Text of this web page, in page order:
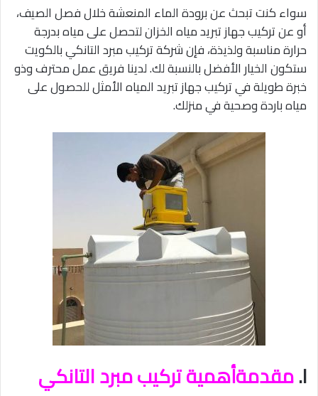
سواء كنت تبحث عن برودة الماء المنعشة خلال فصل الصيف،
أو عن تركيب جهاز تبريد مياه الخزان لتحصل على مياه بدرجة
حرارة مناسبة ولذيذة، فإن شركة تركيب مبرد التانكي بالكويت
ستكون الخيار الأفضل بالنسبة لك. لدينا فريق عمل محترف وذو
خبرة طويلة في تركيب جهاز تبريد المياه الأمثل للحصول على
مياه باردة وصحية في منزلك.
I. مقدمةأهمية تركيب مبرد التانكي